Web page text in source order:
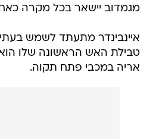
מגמדוב יישאר בכל מקרה
איינבינדר מתעתד לשמש
טבילת האש הראשונה שלו
אריה במכבי פתח תקוה.